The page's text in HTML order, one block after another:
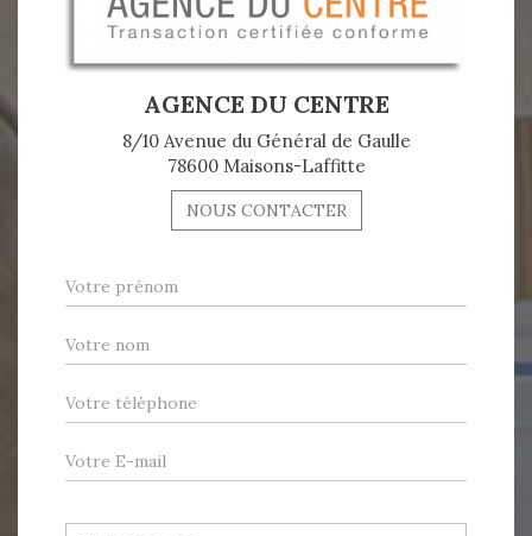
AGENCE DU CENTRE
8/10 Avenue du Général de Gaulle
78600 Maisons-Laffitte
NOUS CONTACTER